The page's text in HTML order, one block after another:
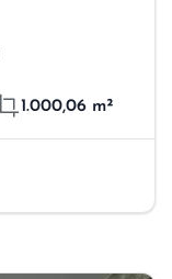
1.000,06 m²